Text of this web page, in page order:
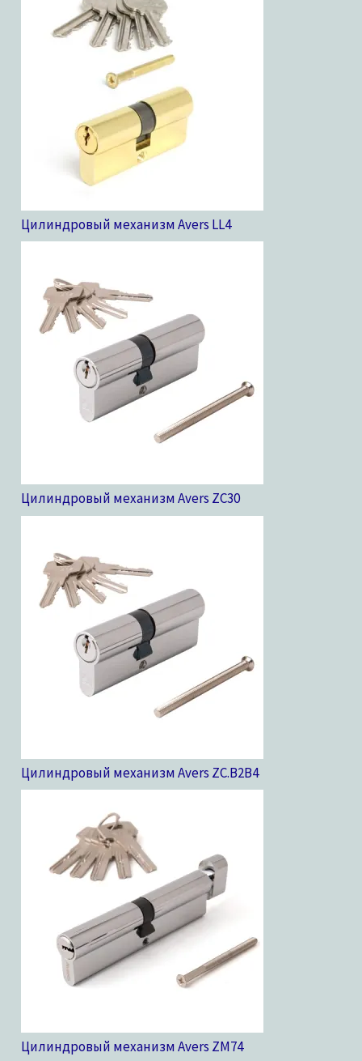
Цилиндровый механизм Avers LL4
Цилиндровый механизм Avers ZC30
Цилиндровый механизм Avers ZC.B2B4
Цилиндровый механизм Avers ZM74